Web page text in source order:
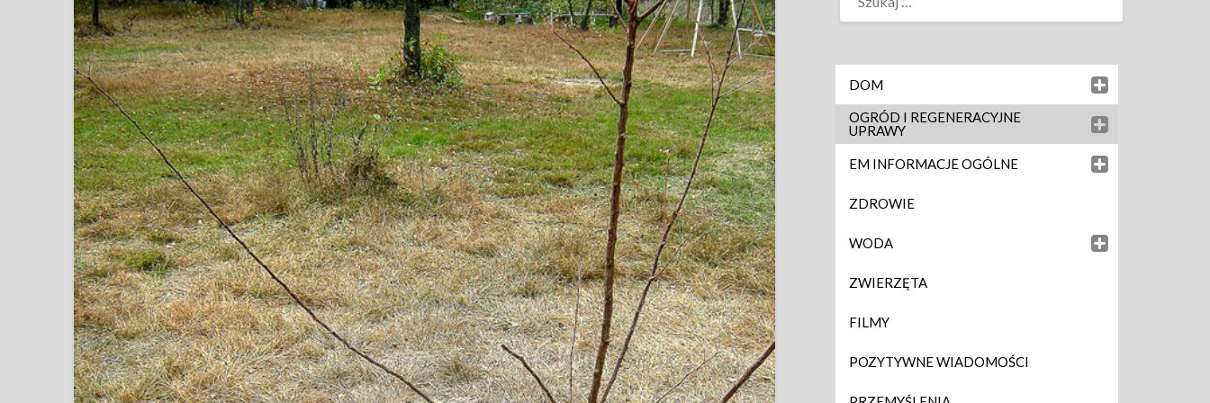
DOM
OGRÓD I REGENERACYJNE
UPRAWY
EM INFORMACJE OGÓLNE
ZDROWIE
WODA
ZWIERZĘTA
FILMY
POZYTYWNE WIADOMOŚCI